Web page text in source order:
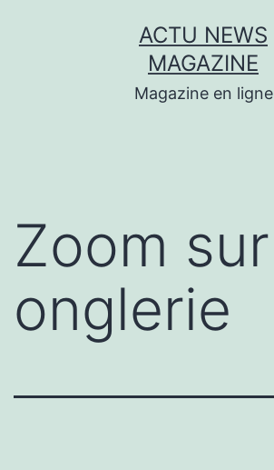
ACTU NEWS
MAGAZINE
Magazine en ligne
Zoom sur
onglerie